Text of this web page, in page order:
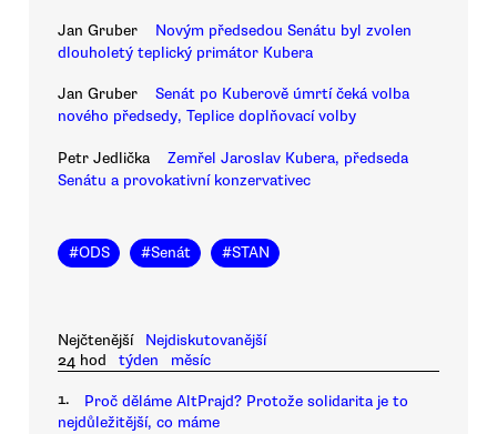
Jan Gruber
Novým předsedou Senátu byl zvolen
dlouholetý teplický primátor Kubera
Jan Gruber
Senát po Kuberově úmrtí čeká volba
nového předsedy, Teplice doplňovací volby
Petr Jedlička
Zemřel Jaroslav Kubera, předseda
Senátu a provokativní konzervativec
#ODS #Senát #STAN
Nejčtenější
Nejdiskutovanější
24 hod
týden měsíc
1.
Proč děláme AltPrajd? Protože solidarita je to
nejdůležitější, co máme